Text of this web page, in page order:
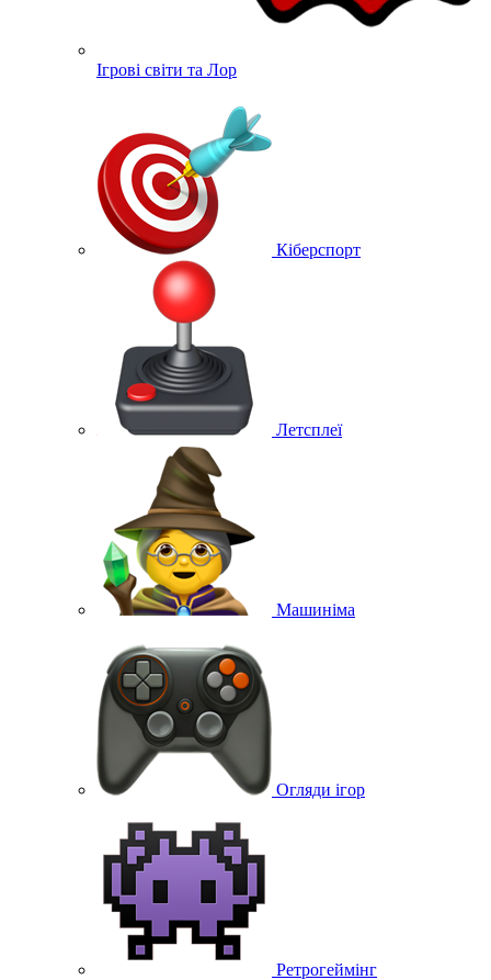
Ігрові світи та Лор
Кіберспорт
Летсплеї
Машиніма
Огляди ігор
Ретрогеймінг